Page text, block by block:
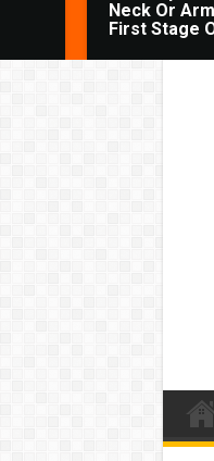
Neck Or
First Stage